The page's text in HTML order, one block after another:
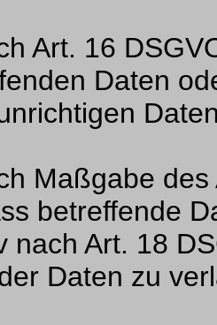
Art. 16
Daten
Maßgabe
betreffende
nach Art. 18
Daten zu